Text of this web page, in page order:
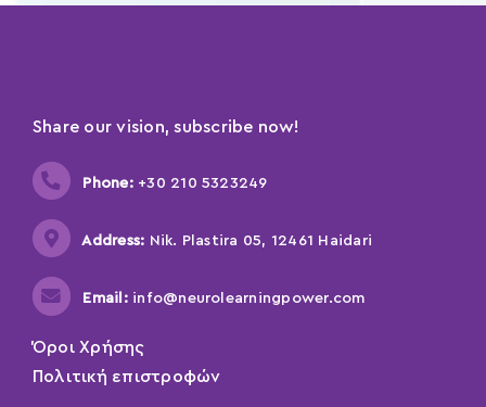
Share our vision, subscribe now!
Phone: +30 210 5323249
Address: Nik. Plastira 05, 12461 Haidari
Email: info@neurolearningpower.com
Όροι Χρήσης
Πολιτική επιστροφών